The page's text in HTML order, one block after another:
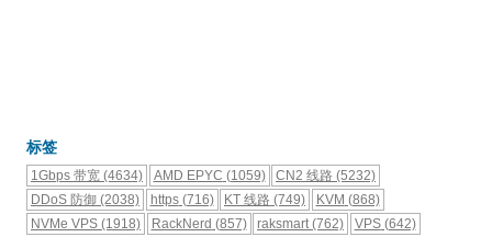
标签
1Gbps 带宽 (4634) AMD EPYC (1059) CN2 线路 (5232)
DDoS 防御 (2038) https(716) KT 线路 (749) KVM (868)
NVMe VPS (1918) RackNerd (857) raksmart(762) VPS(642)